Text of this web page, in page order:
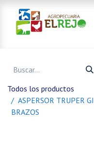
Todos los productos
ASPERSOR TRUPER
BRAZOS